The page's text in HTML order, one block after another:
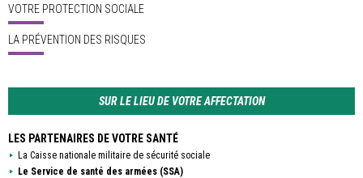
VOTRE PROTECTION SOCIALE
LA PRÉVENTION DES RISQUES
SUR LE LIEU DE VOTRE AFFECTATION
LES PARTENAIRES DE VOTRE SANTÉ
La Caisse nationale militaire de sécurité sociale
Le Service de santé des armées (SSA)